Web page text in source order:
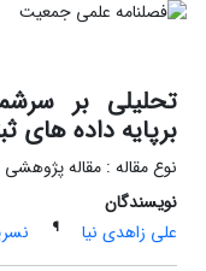
برپایه داده های
نوع مقاله : مقاله پژوهشی
نویسندگان
علی زاهدی نیا
¶